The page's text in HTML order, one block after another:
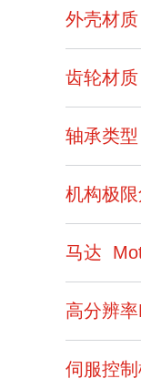
外壳材
齿轮材
轴承类
机构极
马达
高分辨率
伺服控